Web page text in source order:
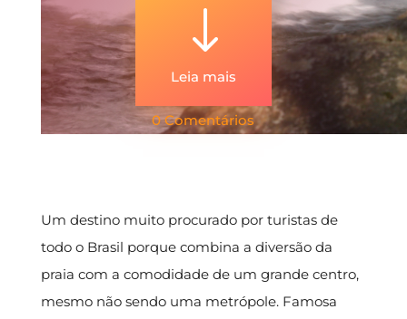
"
Leia mais
0 Comentários
Um destino muito procurado por turistas de
todo o Brasil porque combina a diversão da
praia com a comodidade de um grande centro,
mesmo não sendo uma metrópole. Famosa